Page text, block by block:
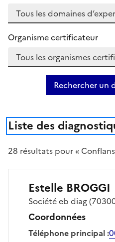
Organisme certificateur
Rechercher un
Liste des
28 résultats pour «
Estelle BROGGI
Sociétéeb diag
Coordonnées
Téléphone principal: